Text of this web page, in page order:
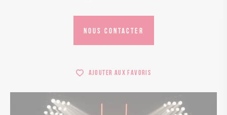
NOUS CONTACTER
Ajouter aux favoris